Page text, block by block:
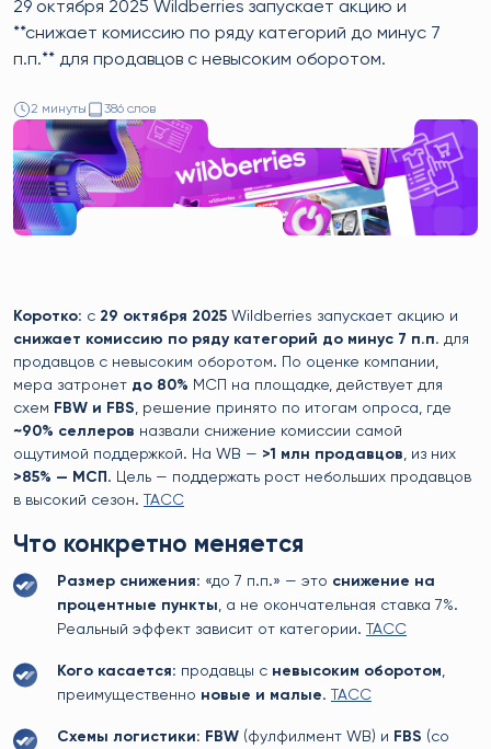
29 октября 2025 Wildberries запускает акцию и
**снижает комиссию по ряду категорий до минус 7
п.п.** для продавцов с невысоким оборотом.
2 минуты 386 слов
Коротко: с 29 октября 2025 Wildberries запускает акцию и
снижает комиссию по ряду категорий до минус 7 п.п. для
продавцов с невысоким оборотом. По оценке компании,
мера затронет до 80% МСП на площадке, действует для
схем FBW и FBS, решение принято по итогам опроса, где
~90% селлеров назвали снижение комиссии самой
ощутимой поддержкой. На WB — >1 млн продавцов, из них
>85% — МСП . Цель — поддержать рост небольших продавцов
в высокий сезон.
TACC
Что конкретно меняется
Размер снижения: «до 7 п.п.» — это снижение на
процентные пункты, а не окончательная ставка 7%.
Реальный эффект зависит от категории.
TACC
Кого касается: продавцы с невысоким оборотом,
преимущественно новые и малые. TACC
Схемы логистики: FBW (фулфилмент WB) и FBS (со